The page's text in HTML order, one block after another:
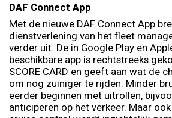
DAF Connect App
Met de nieuwe DAF Connect App
dienstverlening van het fleet
verder uit. De in Google Play en
beschikbare app is rechtstreeks
SCORE CARD en geeft aan wat de
om nog zuiniger te rijden. Minder
eerder beginnen met uitrollen,
anticiperen op het verkeer. Maar